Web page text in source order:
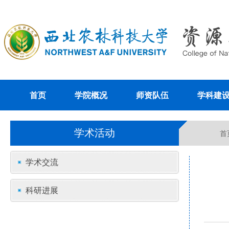
首页 学院概况 师资队伍 学科建
学术活动 首
学术交流
科研进展